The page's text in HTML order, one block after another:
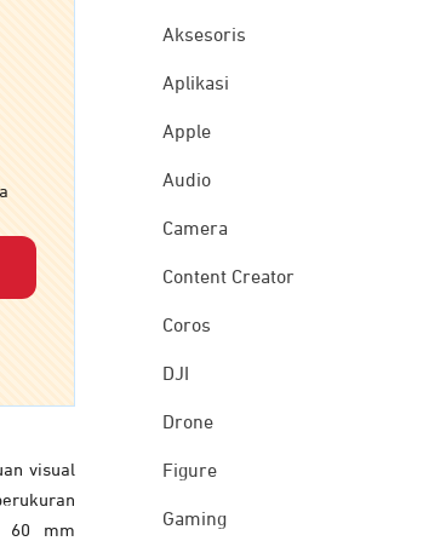
visual
60 mm
Aksesoris
Aplikasi
Apple
Audio
Camera
Content Creator
Coros
DJI
Drone
Figure
Gaming